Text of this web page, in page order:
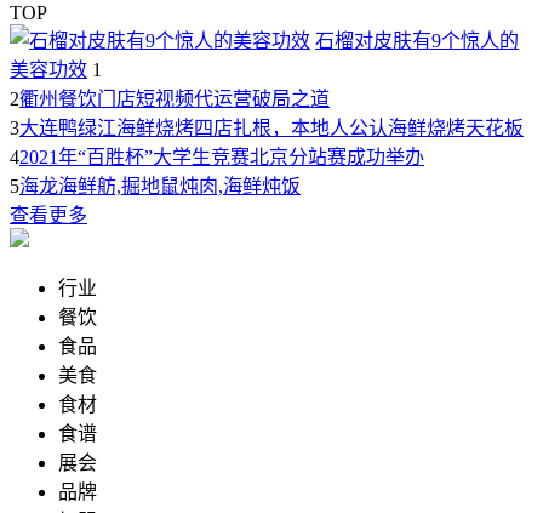
TOP
石榴对皮肤有9个惊人的
美容功效 1
2衢州餐饮门店短视频代运营破局之道
3大连鸭绿江海鲜烧烤四店扎根，本地人公认海鲜烧烤天花板
42021年“百胜杯”大学生竞赛北京分站赛成功举办
5海龙海鲜舫,掘地鼠炖肉,海鲜炖饭
查看更多
行业
餐饮
食品
美食
食材
食谱
展会
品牌